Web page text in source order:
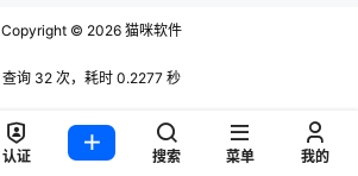
Copyright © 2026 猫咪软件
查询 32 次，耗时 0.2277 秒
认证 搜索 菜单 我的